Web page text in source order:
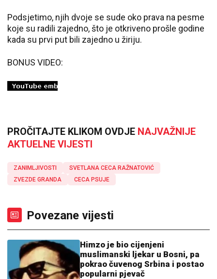
Podsjetimo, njih dvoje se sude oko prava na pesme
koje su radili zajedno, što je otkriveno prošle godine
kada su prvi put bili zajedno u žiriju.
BONUS VIDEO:
PROČITAJTE KLIKOM OVDJE NAJVAŽNIJE
AKTUELNE VIJESTI
ZANIMLJIVOSTI
SVETLANA CECA RAŽNATOVIĆ
ZVEZDE GRANDA
CECA PSUJE
Povezane vijesti
Himzo je bio cijenjeni
muslimanski ljekar u Bosni, pa
pokrao čuvenog Srbina i postao
popularni pjevač